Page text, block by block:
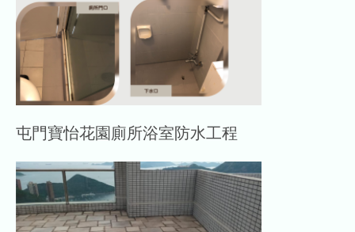
屯門寶怡花園廁所浴室防水工程